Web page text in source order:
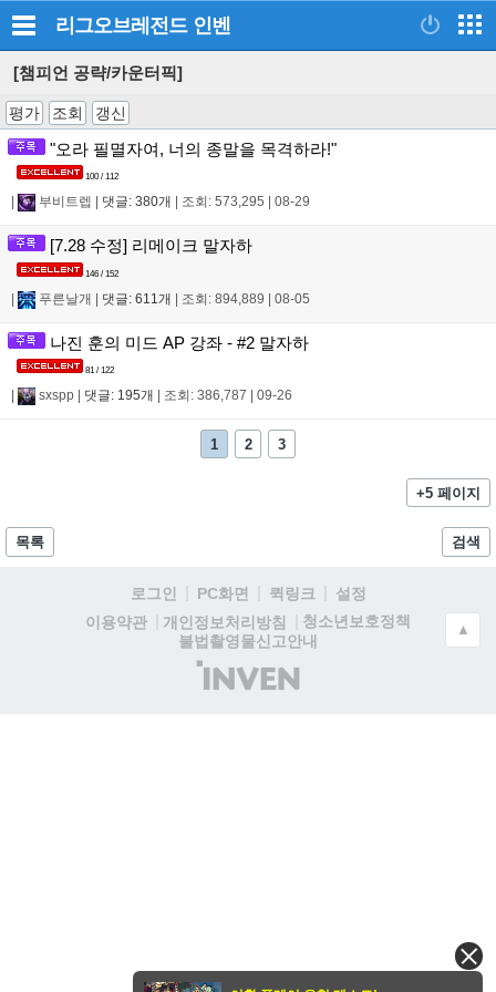
리그오브레전드 인벤
[챔피언 공략/카운터픽]
평가 조회 갱신
"오라 필멸자여, 너의 종말을 목격하라!"
100 / 112
부비트렙 댓글: 380개 조회: 573,295 08-29
[7.28 수정] 리메이크 말자하
146 / 152
| 푸른날개 | 댓글: 611개 | 조회: 894,889 | 08-05
나진 훈의 미드 AP 강좌 - #2 말자하
81 / 122
sxspp 댓글: 195개 조회: 386,787 09-26
1 2 3
+5 페이지
목록 검색
로그인 PC화면 퀵링크
설정
이용약관
개인정보처리방침
청소년보호정책
불법촬영물신고안내
(주)
인
▲